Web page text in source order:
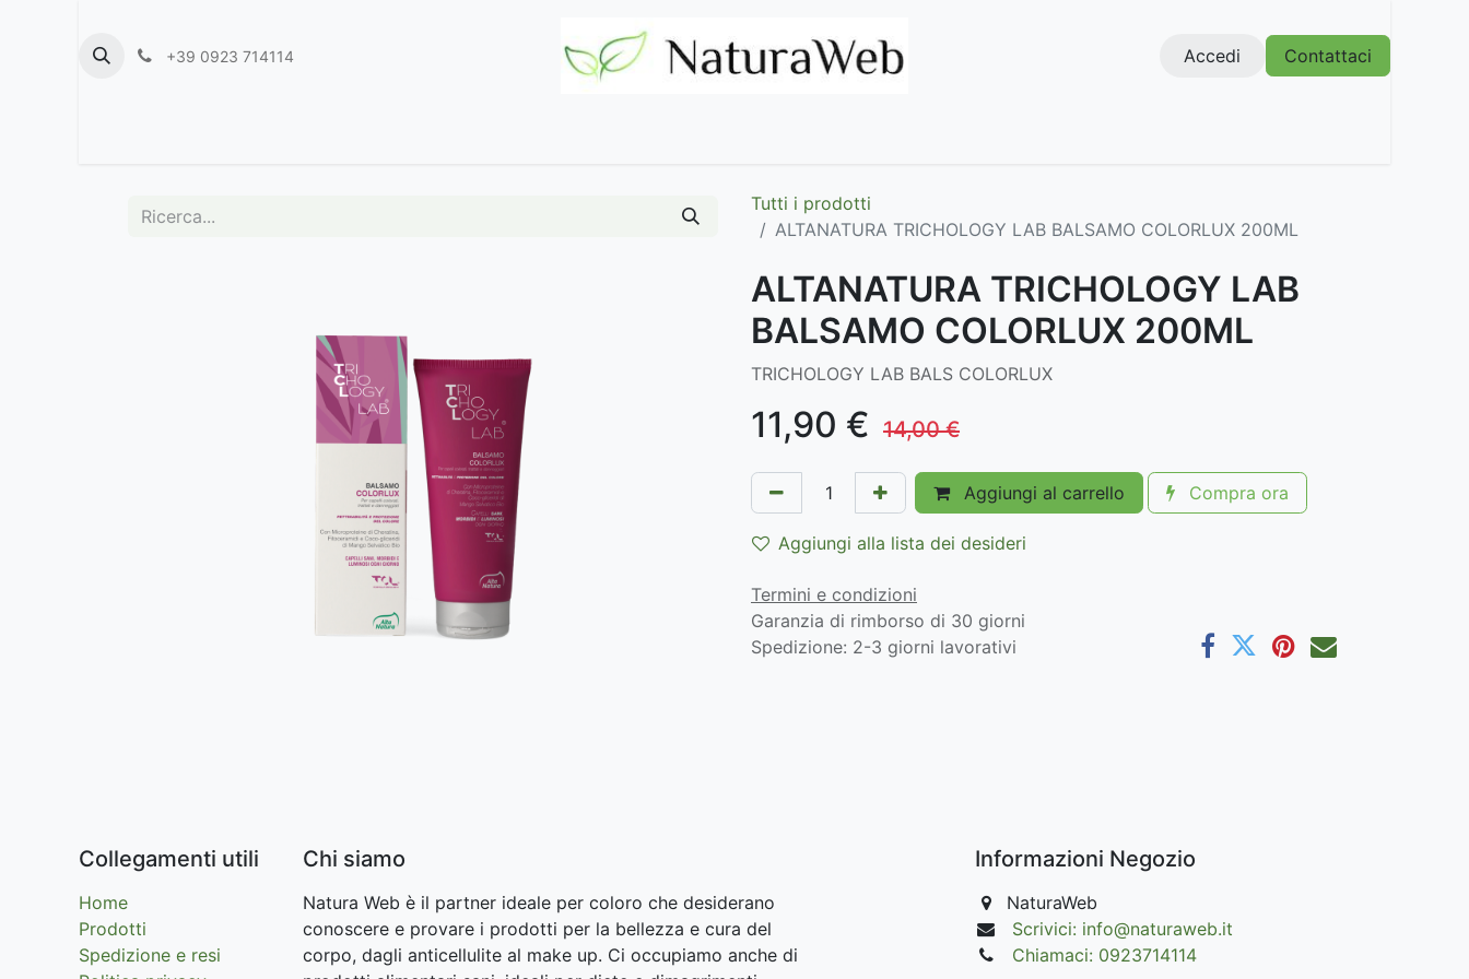
+39 0923 714114 Accedi Contattaci
Tutti i prodotti
ALTANATURA TRICHOLOGY LAB BALSAMO COLORLUX 200ML
ALTANATURA TRICHOLOGY LAB
BALSAMO COLORLUX 200ML
TRICHOLOGY LAB BALS COLORLUX
11,90 € 14,00€
Aggiungi al carrello Compra ora
Aggiungi alla lista dei desideri
Termini e condizioni
Garanzia di rimborso di 30 giorni
Spedizione: 2-3 giorni lavorativi
Collegamenti utili
Home
Prodotti
Spedizione e resi
Chi siamo
Natura Web è il partner ideale per coloro che desiderano
conoscere e provare i prodotti per la bellezza e cura del
corpo, dagli anticellulite al make up. Ci occupiamo anche di
Informazioni Negozio
NaturaWeb
Scrivici: info@naturaweb.it
Chiamaci: 0923714114